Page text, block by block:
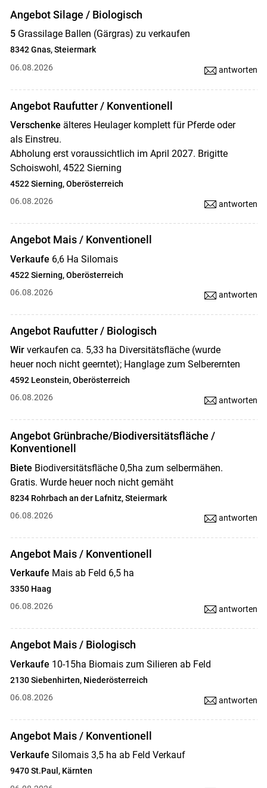
Angebot Silage / Biologisch
5Grassilage Ballen (Gärgras) zu verkaufen
8342 Gnas, Steiermark
06.08.2026
antworten
Angebot Raufutter / Konventionell
Verschenke älteres Heulager komplett für Pferde oder
als Einstreu.
Abholung erst voraussichtlich im April 2027. Brigitte
Schoiswohl, 4522 Sierning
4522 Sierning, Oberösterreich
06.08.2026
antworten
Angebot Mais / Konventionell
Verkaufe 6,6 Ha Silomais
4522 Sierning, Oberösterreich
06.08.2026
antworten
Angebot Raufutter / Biologisch
Wirverkaufen ca. 5,33 ha Diversitätsfläche (wurde
heuer noch nicht geerntet); Hanglage zum Selberernten
4592 Leonstein, Oberösterreich
06.08.2026
antworten
Angebot Grünbrache/Biodiversitätsfläche /
Konventionell
Biete Biodiversitätsfläche 0,5ha zum selbermähen.
Gratis. Wurde heuer noch nicht gemäht
8234 Rohrbach an der Lafnitz, Steiermark
06.08.2026
antworten
Angebot Mais / Konventionell
Verkaufe Mais ab Feld 6,5 ha
3350 Haag
06.08.2026
antworten
Angebot Mais / Biologisch
Verkaufe 10-15ha Biomais zum Silieren ab Feld
2130 Siebenhirten, Niederösterreich
06.08.2026
antworten
Angebot Mais / Konventionell
Verkaufe Silomais 3,5 ha ab Feld Verkauf
9470 St.Paul, Kärnten